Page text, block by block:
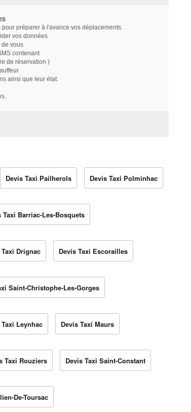
préparer à l'avance vos déplacements.
vos données
vous
contenant
de réservation )
ainsi que leur état.
Devis Taxi Pailherols Devis Taxi Polminhac
Taxi Barriac-Les-Bosquets
Taxi Drignac Devis Taxi Escorailles
Saint-Christophe-Les-Gorges
Leynhac Devis Taxi Maurs
Taxi Rouziers Devis Taxi Saint-Constant
De-Toursac